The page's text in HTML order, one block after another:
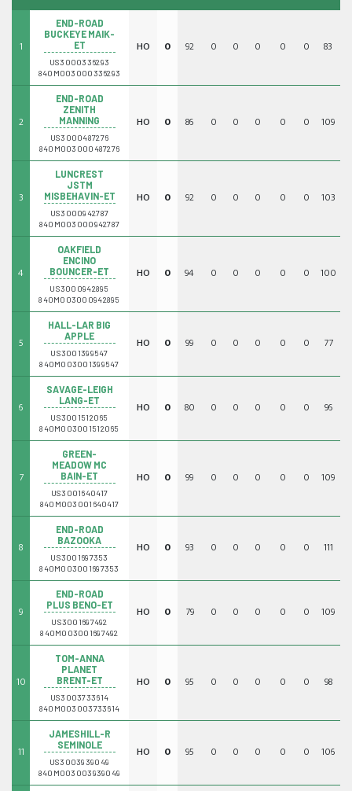
1
END-ROAD
BUCKEYE MAIK-
ET
US3000336293
840M003000336293
HO 0 92 0 0 0 0 0 83
2
END-ROAD
ZENITH
MANNING
US3000487276
840M003000487276
HO 0 86 0 0 0 0 0 109
3
LUNCREST
JSTM
MISBEHAVIN-ET
US3000942787
840M003000942787
HO 0 92 0 0 0 0 0 103
4
OAKFIELD
ENCINO
BOUNCER-ET
US3000942895
840M003000942895
HO 0 94 0 0 0 0 0 100
5
HALL-LAR BIG
APPLE
US3001399547
840M003001399547
HO 0 99 0 0 0 0 0 77
6
SAVAGE-LEIGH
LANG-ET
US3001512065
840M003001512065
HO 0 80 0 0 0 0 0 96
7
GREEN-
MEADOW MC
BAIN-ET
US3001640417
840M003001640417
HO 0 99 0 0 0 0 0 109
8
END-ROAD
BAZOOKA
US3001697353
840M003001697353
HO 0 93 0 0 0 0 0 111
9
END-ROAD
PLUS BENO-ET
US3001697492
840M003001697492
HO 0 79 0 0 0 0 0 109
10
TOM-ANNA
PLANET
BRENT-ET
US3003733614
840M003003733614
HO 0 95 0 0 0 0 0 98
11
JAMESHILL-R
SEMINOLE
US3003939049
840M003003939049
HO 0 95 0 0 0 0 0 106